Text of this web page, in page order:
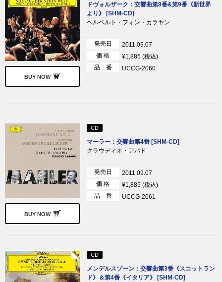
BUY NOW
ドヴォルザーク：交響曲第8番&第9番《新世界
より》 [SHM-CD]
ヘルベルト・フォン・カラヤン
発売日
2011.09.07
価 格
¥1,885 (税込)
品 番
UCCG-2060
BUY NOW
CD
マーラー：交響曲第4番 [SHM-CD]
クラウディオ・アバド
発売日
2011.09.07
価 格
¥1,885 (税込)
品 番
UCCG-2061
CD
メンデルスゾーン：交響曲第3番《スコットラン
ド》＆第4番《イタリア》 [SHM-CD]